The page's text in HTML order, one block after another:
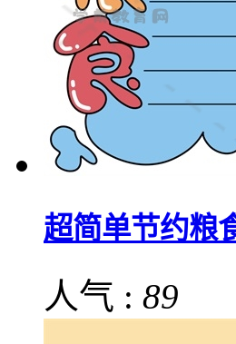
超简单节约粮
人气 : 89